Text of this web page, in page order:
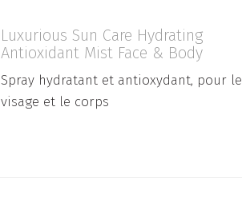
Luxurious Sun Care Hydrating
Antioxidant Mist Face & Body
Spray hydratant et antioxydant, pour le
visage et le corps